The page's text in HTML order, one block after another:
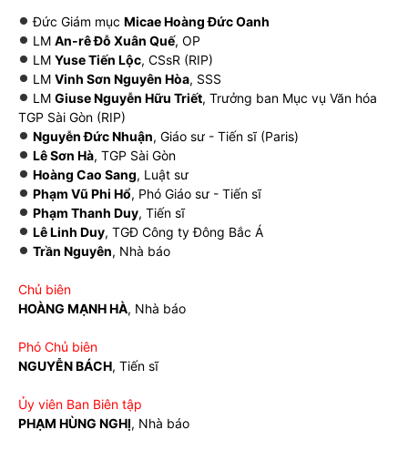
Đức Giám mục Micae Hoàng Đức Oanh
LM An-rê Đỗ Xuân Quế, OP
LM Yuse Tiến Lộc, CSsR (RIP)
LM Vinh Sơn Nguyên Hòa, SSS
LM Giuse Nguyễn Hữu Triết, Trưởng ban Mục vụ Văn hóa
TGP Sài Gòn (RIP)
Nguyễn Đức Nhuận, Giáo sư - Tiến sĩ (Paris)
Lê Sơn Hà, TGP Sài Gòn
Hoàng Cao Sang, Luật sư
Phạm Vũ Phi Hổ, Phó Giáo sư - Tiến sĩ
Phạm Thanh Duy, Tiến sĩ
Lê Linh Duy, TGĐ Công ty Đông Bắc Á
Trần Nguyên, Nhà báo
Chủ biên
HOÀNG MẠNH HÀ, Nhà báo
Phó Chủ biên
NGUYỄN BÁCH, Tiến sĩ
Ủy viên Ban Biên tập
PHẠM HÙNG NGHỊ, Nhà báo